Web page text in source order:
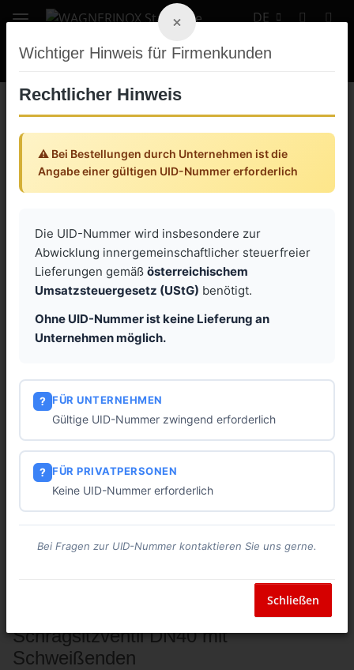
DE
Zurück zur Liste
Schrägsitzventile pneumatisch mit Schweißenden
Schrägsitzventil DN40 mit
Schweißenden
Wichtiger Hinweis für Firmenkunden
×
Rechtlicher Hinweis
⚠️ Bei Bestellungen durch Unternehmen ist die
Angabe einer gültigen UID-Nummer erforderlich
Die UID-Nummer wird insbesondere zur
Abwicklung innergemeinschaftlicher steuerfreier
Lieferungen gemäß österreichischem
Umsatzsteuergesetz (UStG) benötigt.
Ohne UID-Nummer ist keine Lieferung an
Unternehmen möglich.
? FÜR UNTERNEHMEN
Gültige UID-Nummer zwingend erforderlich
? FÜR PRIVATPERSONEN
Keine UID-Nummer erforderlich
Bei Fragen zur UID-Nummer kontaktieren Sie uns gerne.
Schließen